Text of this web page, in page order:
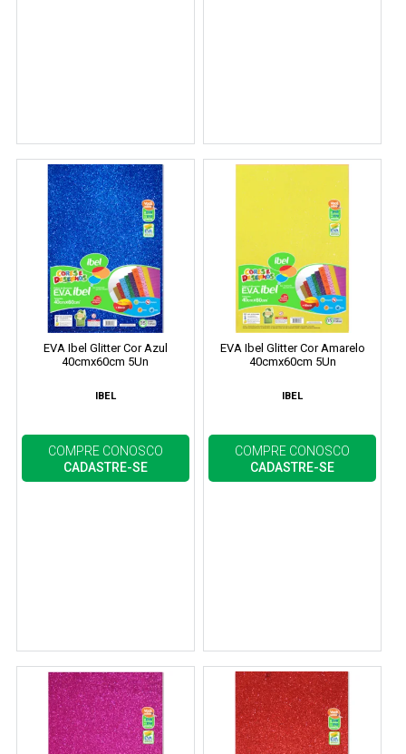
EVA Ibel Glitter Cor Azul
40cmx60cm 5Un
IBEL
COMPRE CONOSCO
CADASTRE-SE
EVA Ibel Glitter Cor Amarelo
40cmx60cm 5Un
IBEL
COMPRE CONOSCO
CADASTRE-SE